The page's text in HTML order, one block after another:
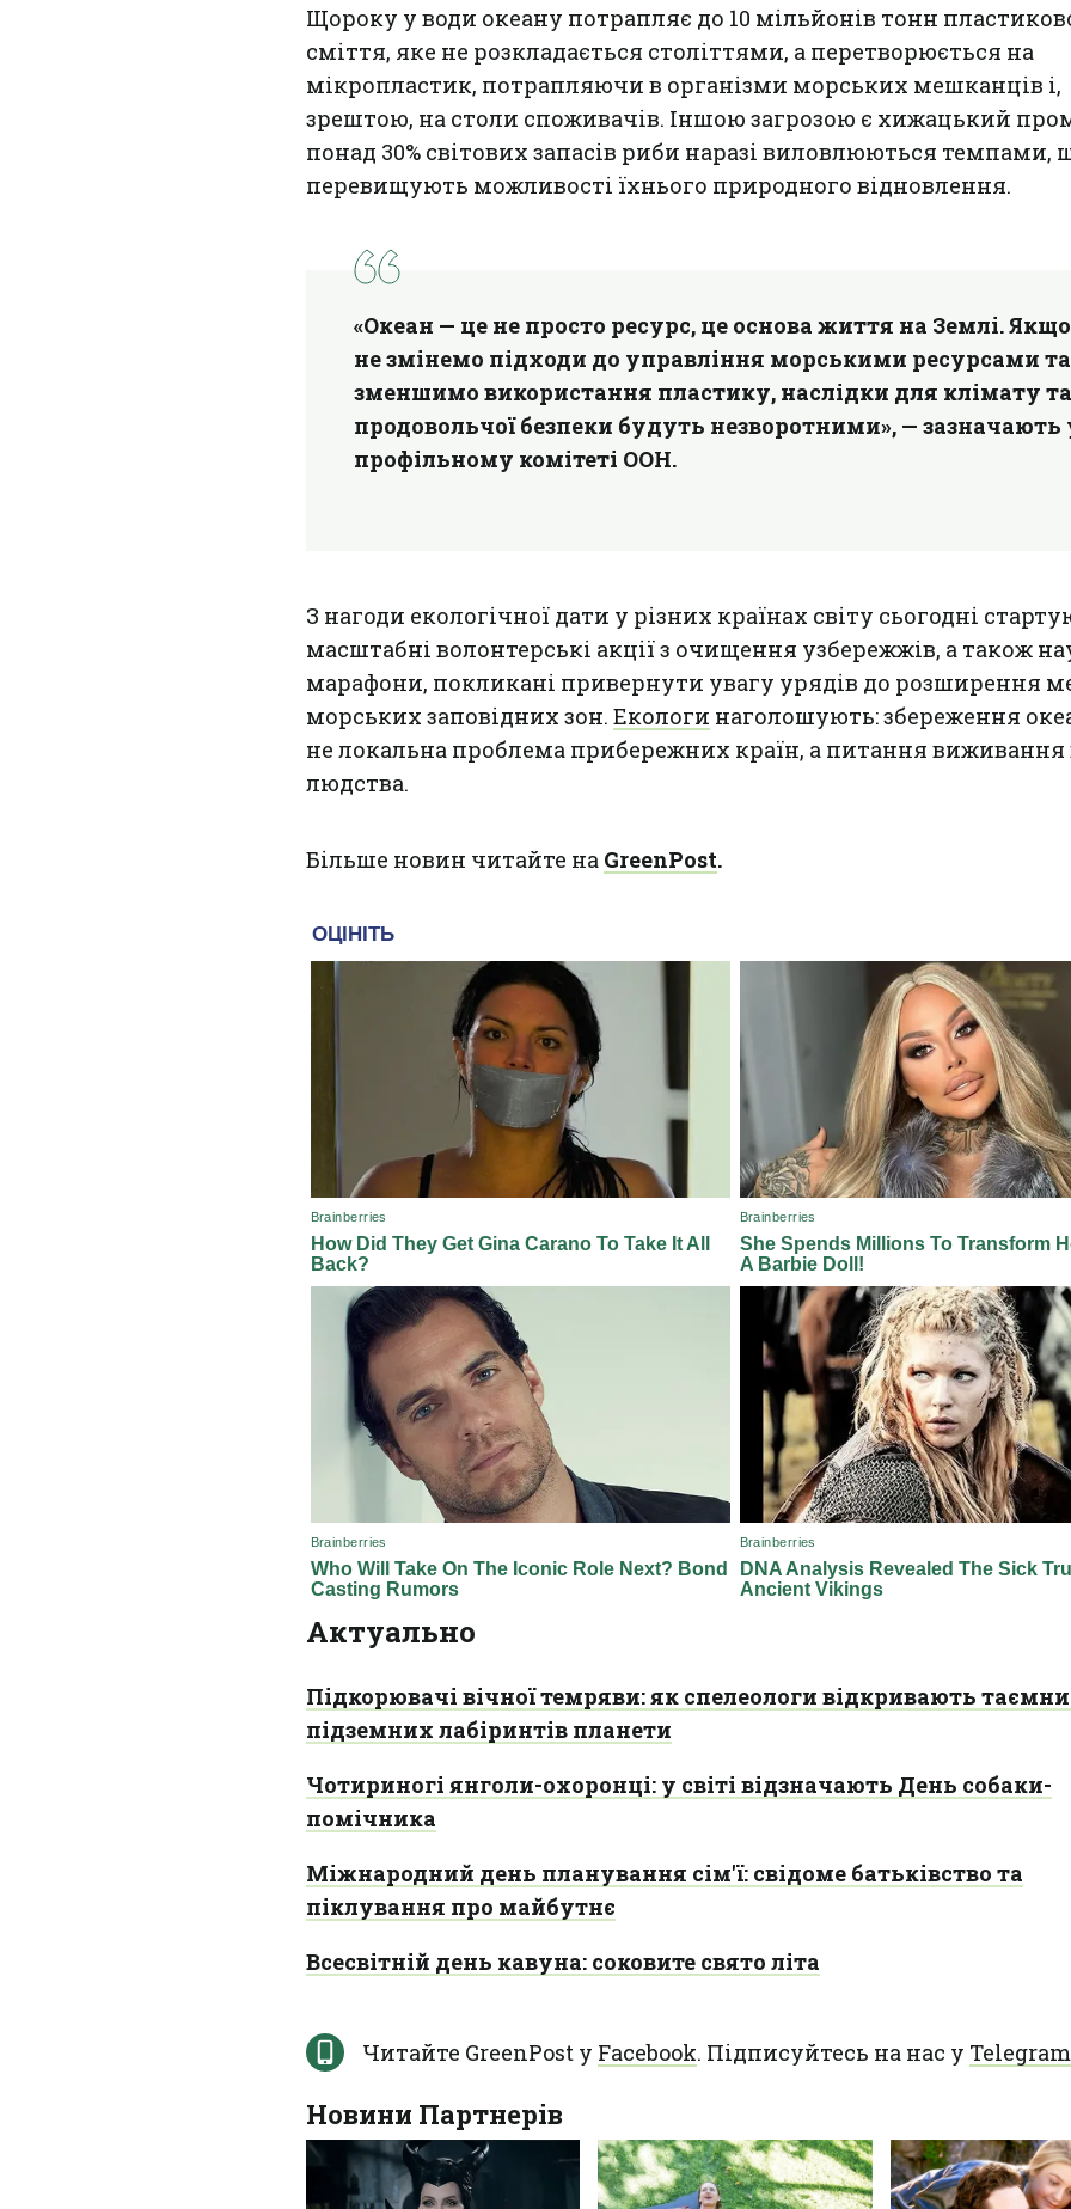
Щороку у води океану потрапляє до 10 мільйонів тонн
сміття, яке не розкладається століттями, а перетворюється на
мікропластик, потрапляючи в організми морських мешканців і,
зрештою, на столи споживачів. Іншою загрозою є хижацький
понад 30% світових запасів риби наразі виловлюються темпами,
перевищують можливості їхнього природного відновлення.
«Океан — це не просто ресурс, це основа життя на Землі.
не змінемо підходи до управління морськими ресурсами
зменшимо використання пластику, наслідки для клімату та
продовольчої безпеки будуть незворотними», — зазначають
профільному комітеті ООН.
З нагоди екологічної дати у різних країнах світу сьогодні
масштабні волонтерські акції з очищення узбережжів, а також
марафони, покликані привернути увагу урядів до розширення
морських заповідних зон. Екологи наголошують: збереження
не локальна проблема прибережних країн, а питання виживання
людства.
Більше новин читайте на GreenPost.
Актуально
Підкорювачі вічної темряви: як спелеологи відкривають
підземних лабіринтів планети
Чотириногі янголи-охоронці: у світі відзначають День собаки-
помічника
Міжнародний день планування сім'ї: свідоме батьківство та
піклування про майбутнє
Всесвітній день кавуна: соковите свято літа
Читайте GreenPost у Facebook. Підписуйтесь на нас у Telegram